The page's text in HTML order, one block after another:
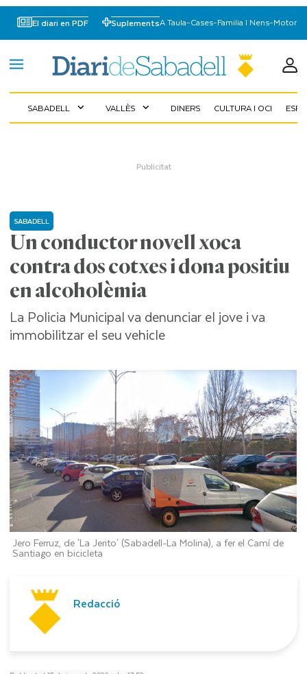
El diari en PDF SuplementsA Taula-Cases-Familia I Nens-Motor
SABADELL expand_more VALLÈS expand_more DINERS CULTURA I OCI
Un conductor novell xoca
contra dos cotxes i dona positiu
en alcoholèmia
SABADELL
La Policia Municipal va denunciar el jove i va
immobilitzar el seu vehicle
Jero Ferruz, de 'La Jerito' (Sabadell-La Molina), a fer el Camí de
Santiago en bicicleta
Redacció